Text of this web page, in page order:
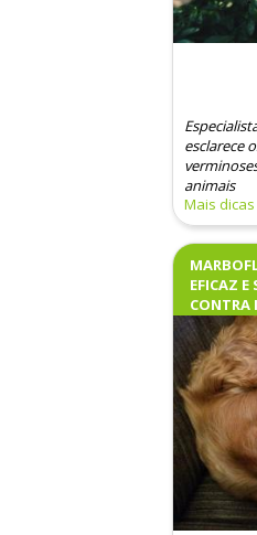
esclarece
animais
dos pets.
recebam
dos
ativos e
um papel
produção
flora
eletrólitos.
Mais dicas
EFICAZ E
CONTRA
CÃES E